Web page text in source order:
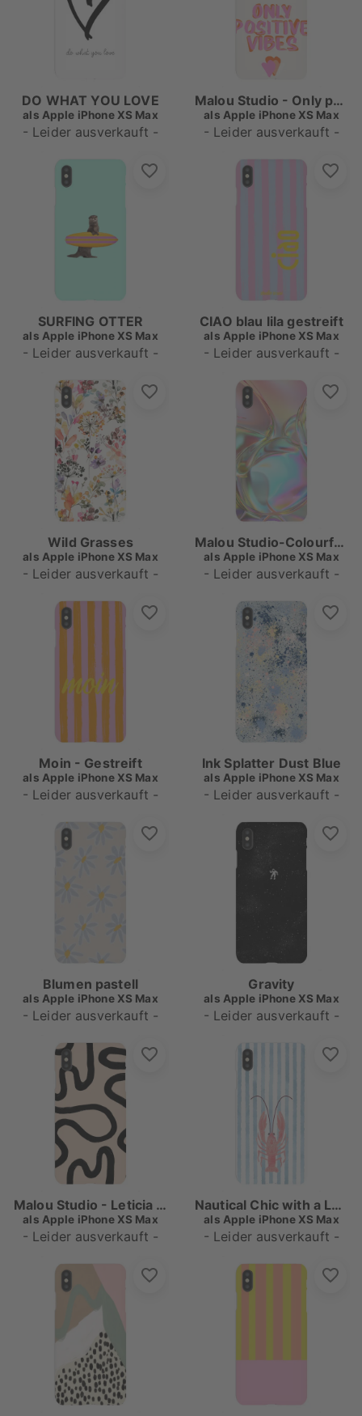
DO WHAT YOU LOVE
als Apple iPhone XS Max
- Leider ausverkauft -
Malou Studio - Only positive Vibes
als Apple iPhone XS Max
- Leider ausverkauft -
SURFING OTTER
als Apple iPhone XS Max
- Leider ausverkauft -
CIAO blau lila gestreift
als Apple iPhone XS Max
- Leider ausverkauft -
Wild Grasses
als Apple iPhone XS Max
- Leider ausverkauft -
Malou Studio-Colourful Bubbles Tre
als Apple iPhone XS Max
- Leider ausverkauft -
Moin - Gestreift
als Apple iPhone XS Max
- Leider ausverkauft -
Ink Splatter Dust Blue
als Apple iPhone XS Max
- Leider ausverkauft -
Blumen pastell
als Apple iPhone XS Max
- Leider ausverkauft -
Gravity
als Apple iPhone XS Max
- Leider ausverkauft -
Malou Studio - Leticia Black
als Apple iPhone XS Max
- Leider ausverkauft -
Nautical Chic with a Lobster Twist
als Apple iPhone XS Max
- Leider ausverkauft -